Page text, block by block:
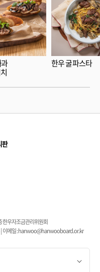
한우 굴 파스타
판
한우자조금관리위원회
| 이메일 : hanwoo@hanwooboard.or.kr